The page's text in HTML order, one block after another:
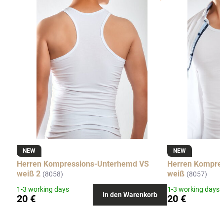
NEW
Herren Kompressions-Unterhemd VS
weiß 2 (8058)
1-3 working days
20 € In den Warenkorb
NEW
Herren
weiß (8057)
1-3 working days
20 €